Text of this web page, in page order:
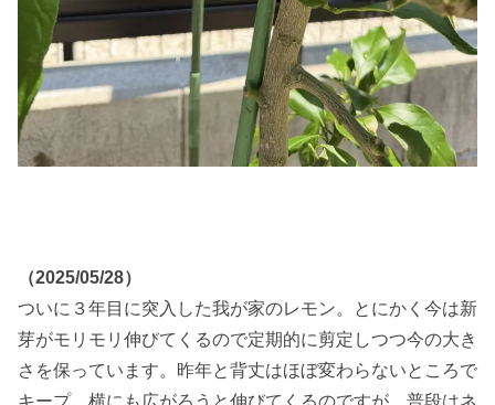
（2025/05/28）
ついに３年目に突入した我が家のレモン。とにかく今は新
芽がモリモリ伸びてくるので定期的に剪定しつつ今の大き
さを保っています。昨年と背丈はほぼ変わらないところで
キープ。横にも広がろうと伸びてくるのですが、普段はネ